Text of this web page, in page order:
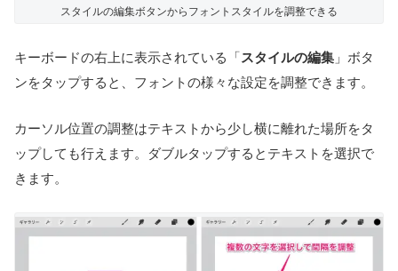
スタイルの編集ボタンからフォントスタイルを調整できる
キーボードの右上に表示されている「スタイルの編集 」ボタ
ンをタップすると、フォントの様々な設定を調整できます。
カーソル位置の調整はテキストから少し横に離れた場所をタ
ップしても行えます。ダブルタップするとテキストを選択で
きます。